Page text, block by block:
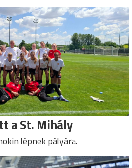
a St. Mihály
lépnek pályára.